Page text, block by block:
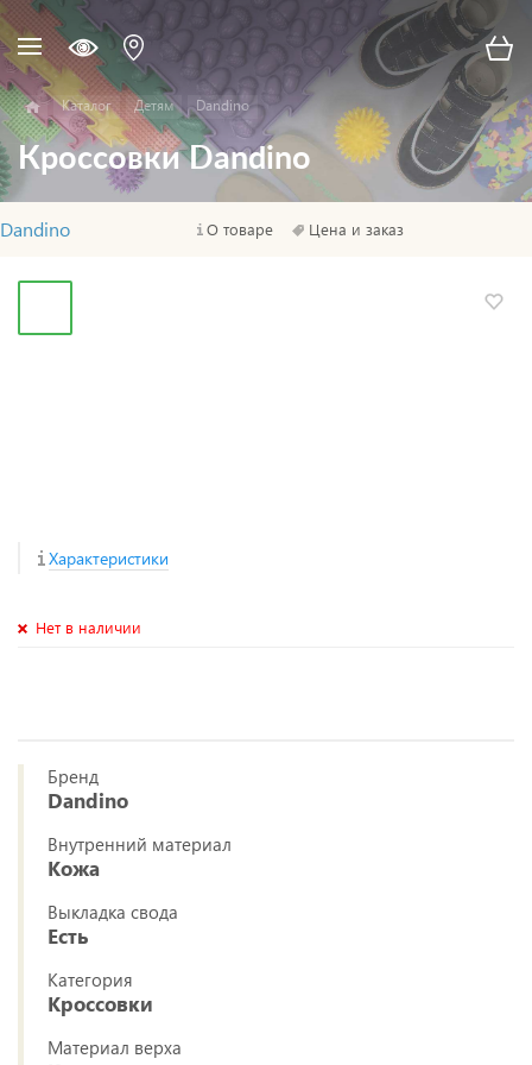
Каталог Детям Dandino
Кроссовки Dandino
Dandino О товаре Цена и заказ
Характеристики
Нет в наличии
Бренд
Dandino
Внутренний материал
Кожа
Выкладка свода
Есть
Категория
Кроссовки
Материал верха